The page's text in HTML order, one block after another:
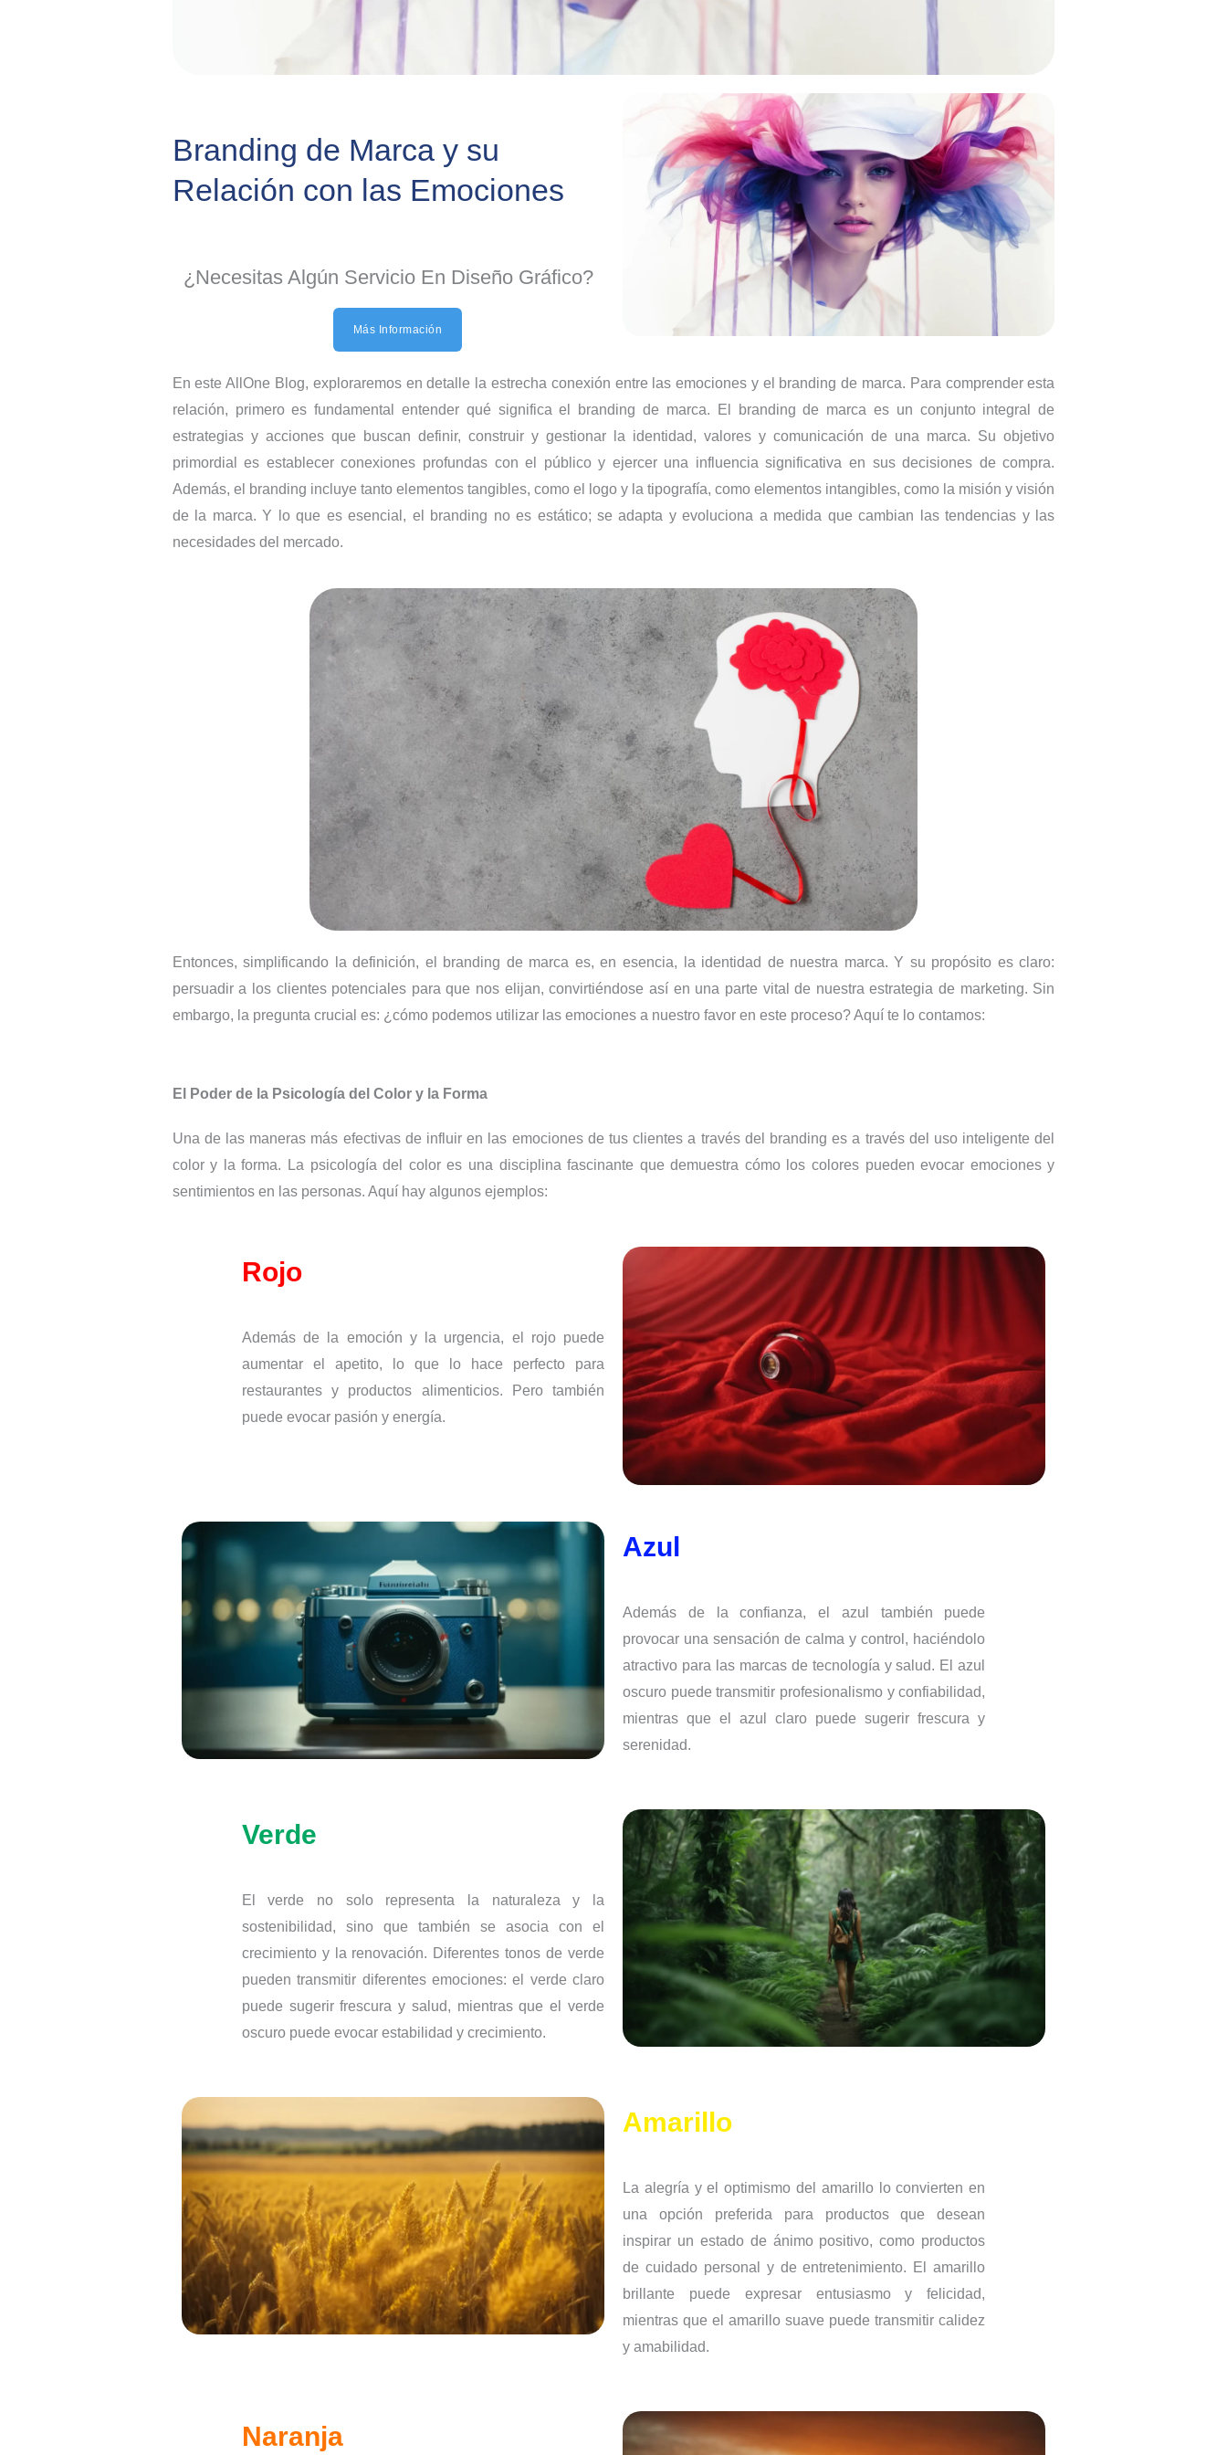
Branding de Marca y su
Relación con las Emociones
¿Necesitas Algún Servicio En Diseño Gráfico?
Más Información
En este AllOne Blog, exploraremos en detalle la estrecha conexión entre las emociones y el branding de marca. Para comprender esta
relación, primero es fundamental entender qué significa el branding de marca. El branding de marca es un conjunto integral de
estrategias y acciones que buscan definir, construir y gestionar la identidad, valores y comunicación de una marca. Su objetivo
primordial es establecer conexiones profundas con el público y ejercer una influencia significativa en sus decisiones de compra.
Además, el branding incluye tanto elementos tangibles, como el logo y la tipografía, como elementos intangibles, como la misión y visión
de la marca. Y lo que es esencial, el branding no es estático; se adapta y evoluciona a medida que cambian las tendencias y las
necesidades del mercado.
Entonces, simplificando la definición, el branding de marca es, en esencia, la identidad de nuestra marca. Y su propósito es claro:
persuadir a los clientes potenciales para que nos elijan, convirtiéndose así en una parte vital de nuestra estrategia de marketing. Sin
embargo, la pregunta crucial es: ¿cómo podemos utilizar las emociones a nuestro favor en este proceso? Aquí te lo contamos:
El Poder de la Psicología del Color y la Forma
Una de las maneras más efectivas de influir en las emociones de tus clientes a través del branding es a través del uso inteligente del
color y la forma. La psicología del color es una disciplina fascinante que demuestra cómo los colores pueden evocar emociones y
sentimientos en las personas. Aquí hay algunos ejemplos:
Rojo
Además de la emoción y la urgencia, el rojo puede
aumentar el apetito, lo que lo hace perfecto para
restaurantes y productos alimenticios. Pero también
puede evocar pasión y energía.
Azul
Además de la confianza, el azul también puede
provocar una sensación de calma y control, haciéndolo
atractivo para las marcas de tecnología y salud. El azul
oscuro puede transmitir profesionalismo y confiabilidad,
mientras que el azul claro puede sugerir frescura y
serenidad.
Verde
El verde no solo representa la naturaleza y la
sostenibilidad, sino que también se asocia con el
crecimiento y la renovación. Diferentes tonos de verde
pueden transmitir diferentes emociones: el verde claro
puede sugerir frescura y salud, mientras que el verde
oscuro puede evocar estabilidad y crecimiento.
Amarillo
La alegría y el optimismo del amarillo lo convierten en
una opción preferida para productos que desean
inspirar un estado de ánimo positivo, como productos
de cuidado personal y de entretenimiento. El amarillo
brillante puede expresar entusiasmo y felicidad,
mientras que el amarillo suave puede transmitir calidez
y amabilidad.
Naranja